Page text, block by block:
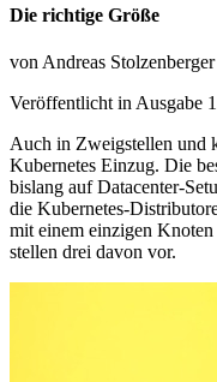
Die richtige Größe
von Andreas Stolzenberger
Veröffentlicht in Ausgabe
Auch in Zweigstellen und
Kubernetes Einzug. Die
bislang auf Datacenter-
die Kubernetes-
mit einem einzigen
stellen drei davon vor.